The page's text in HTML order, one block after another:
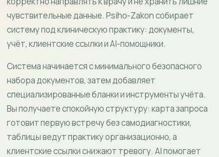
чувствительные данные. Psiho-Zakon собирает
систему под клиническую практику: документы,
учёт, клиентские ссылки и AI-помощники.
Система начинается с минимального безопасного
набора документов, затем добавляет
специализированные бланки и инструменты учёта.
Вы получаете спокойную структуру: карта запроса
готовит первую встречу без самодиагностики,
таблицы ведут практику организационно, а
клиентские ссылки снижают тревогу. AI помогает